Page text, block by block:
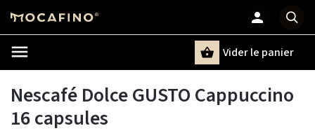
Chercher
Vider le panier
Nescafé Dolce GUSTO Cappuccino
16 capsules